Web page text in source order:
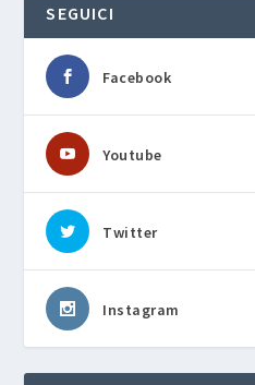
SEGUICI
Facebook
Youtube
Twitter
Instagram